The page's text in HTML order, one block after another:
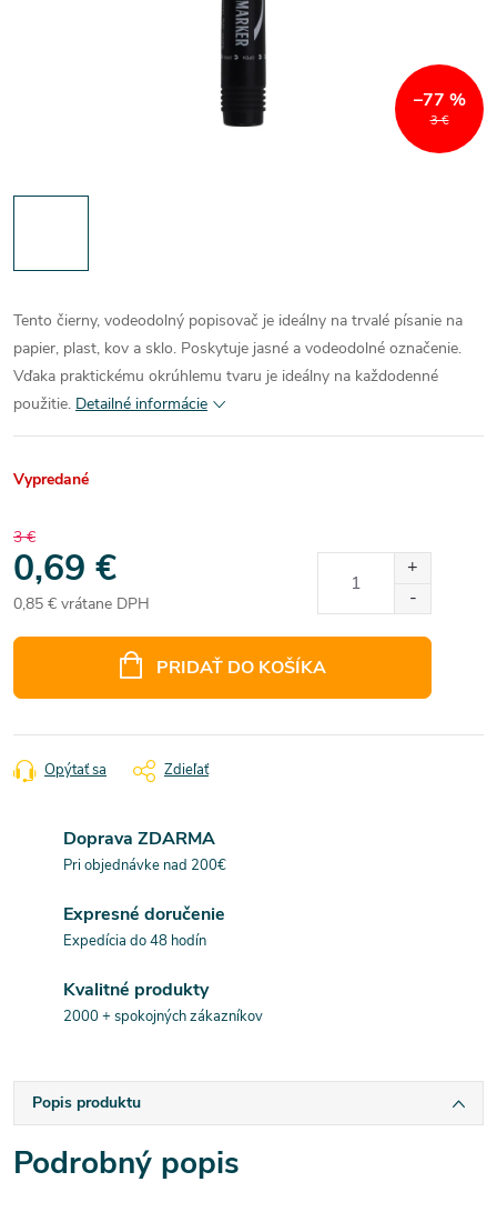
3 €
–77 %
Tento čierny, vodeodolný popisovač je ideálny na trvalé písanie na
papier, plast, kov a sklo. Poskytuje jasné a vodeodolné označenie.
Vďaka praktickému okrúhlemu tvaru je ideálny na každodenné
použitie. Detailné informácie
Vypredané
3 €
0,69 €
0,85 € vrátane DPH
PRIDAŤ DO KOŠÍKA
Opýtať sa Zdieľať
Doprava ZDARMA
Pri objednávke nad 200€
Expresné doručenie
Expedícia do 48 hodín
Kvalitné produkty
2000 + spokojných zákazníkov
Popis produktu
Podrobný popis